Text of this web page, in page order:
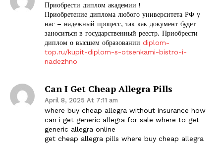
Приобрести диплом академии !
Приобретение диплома любого университета РФ у
нас – надежный процесс, так как документ будет
заноситься в государственный реестр. Приобрести
диплом о высшем образовании diplom-
top.ru/kupit-diplom-s-otsenkami-bistro-i-
nadezhno
Can I Get Cheap Allegra Pills
April 8, 2025 At 7:11 am
where buy cheap allegra without insurance how
can i get generic allegra for sale where to get
generic allegra online
get cheap allegra pills where buy cheap allegra